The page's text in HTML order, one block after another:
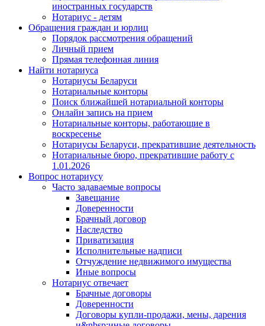
иностранных государств
Нотариус - детям
Обращения граждан и юрлиц
Порядок рассмотрения обращений
Личный прием
Прямая телефонная линия
Найти нотариуса
Нотариусы Беларуси
Нотариальные конторы
Поиск ближайшей нотариальной конторы
Онлайн запись на прием
Нотариальные конторы, работающие в
воскресенье
Нотариусы Беларуси, прекратившие деятельность
Нотариальные бюро, прекратившие работу с
1.01.2026
Вопрос нотариусу
Часто задаваемые вопросы
Завещание
Доверенности
Брачный договор
Наследство
Приватизация
Исполнительные надписи
Отчуждение недвижимого имущества
Иные вопросы
Нотариус отвечает
Брачные договоры
Доверенности
Договоры купли-продажи, мены, дарения